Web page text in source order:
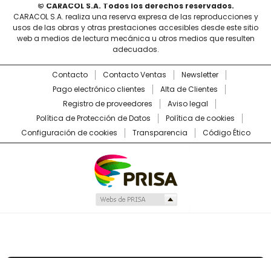
© CARACOL S.A. Todos los derechos reservados.
CARACOL S.A. realiza una reserva expresa de las reproducciones y
usos de las obras y otras prestaciones accesibles desde este sitio
web a medios de lectura mecánica u otros medios que resulten
adecuados.
Contacto Contacto Ventas
Newsletter
Pago electrónico clientes
Alta de Clientes
Registro de proveedores
Aviso legal
Política de Protección de Datos
Política de cookies
Configuración de cookies
Transparencia Código Ético